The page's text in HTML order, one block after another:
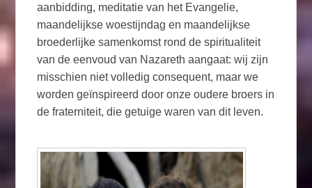
aanbidding, meditatie van het Evangelie,
maandelijkse woestijndag en maandelijkse
broederlijke samenkomst rond de spiritualiteit
van de eenvoud van Nazareth aangaat: wij zijn
misschien niet volledig consequent, maar we
worden geïnspireerd door onze oudere broers in
de fraterniteit, die getuige waren van dit leven.